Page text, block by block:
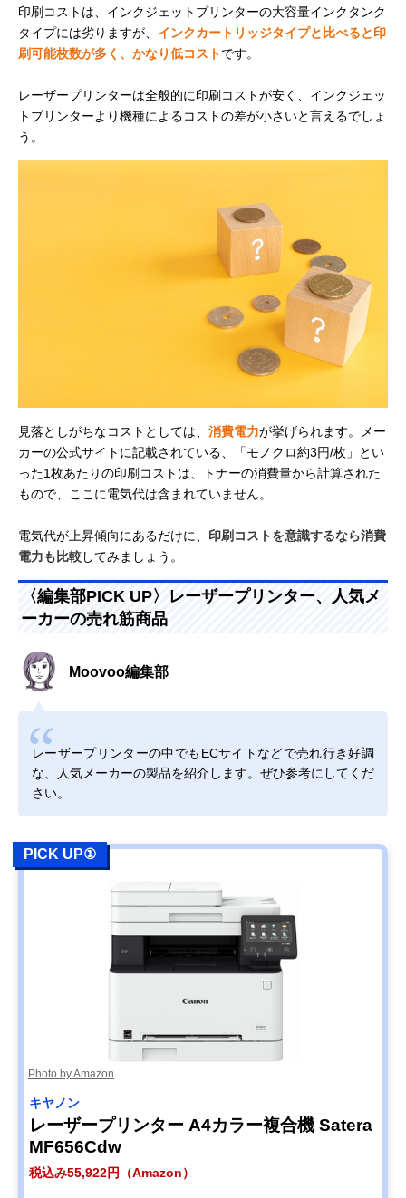
印刷コストは、インクジェットプリンターの大容量インクタンク
タイプには劣りますが、 インクカートリッジタイプと比べると印
刷可能枚数が多く、かなり低コストです。
レーザープリンターは全般的に印刷コストが安く、インクジェッ
トプリンターより機種によるコストの差が小さいと言えるでしょ
う。
見落としがちなコストとしては、 消費電力が挙げられます。メー
カーの公式サイトに記載されている、「モノクロ約3円/枚」とい
った1枚あたりの印刷コストは、トナーの消費量から計算された
もので、ここに電気代は含まれていません。
電気代が上昇傾向にあるだけに、 印刷コストを意識するなら消費
電力も比較してみましょう。
〈編集部PICK UP〉レーザープリンター、人気メ
ーカーの売れ筋商品
Moovoo編集部
レーザープリンターの中でもECサイトなどで売れ行き好調
な、人気メーカーの製品を紹介します。ぜひ参考にしてくだ
さい。
PICK UP①
Photo by Amazon
キヤノン
レーザープリンター A4カラー複合機 Satera
MF656Cdw
税込み55,922円（Amazon）